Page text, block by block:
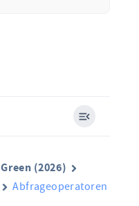
Green (2026)
Abfrageoperatoren